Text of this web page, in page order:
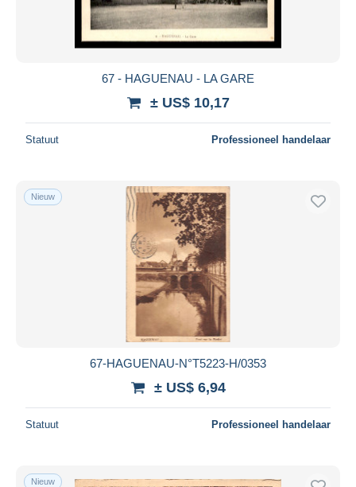
67 - HAGUENAU - LA GARE
± US$ 10,17
Statuut Professioneel handelaar
Nieuw
67-HAGUENAU-N°T5223-H/0353
± US$ 6,94
Statuut Professioneel handelaar
Nieuw